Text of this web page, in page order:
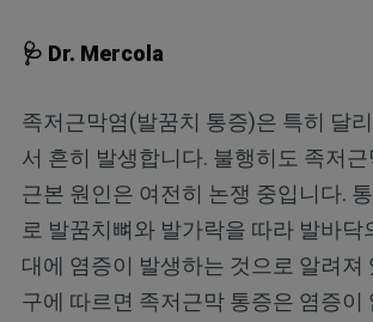
🩺 Dr. Mercola
족저근막염(발꿈치 통증)은 특히 달
서 흔히 발생합니다. 불행히도 족저
근본 원인은 여전히 ​​​​논쟁 중입니다.
로 발꿈치뼈와 발가락을 따라 발바닥
대에 염증이 발생하는 것으로 알려져
구에 따르면 족저근막 통증은 염증이